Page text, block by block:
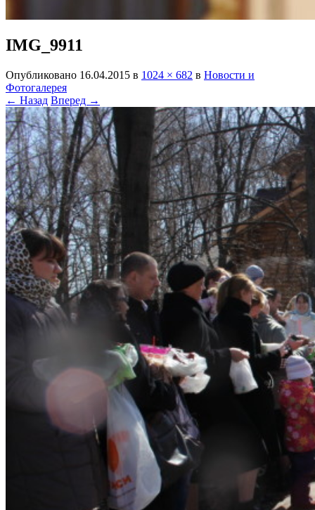
IMG_9911
Опубликовано 16.04.2015 в 1024 × 682 в Новости и
Фотогалерея
← Назад Вперед →